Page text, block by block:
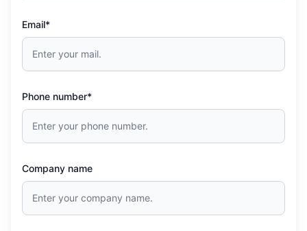
Email*
Phone number*
Company name